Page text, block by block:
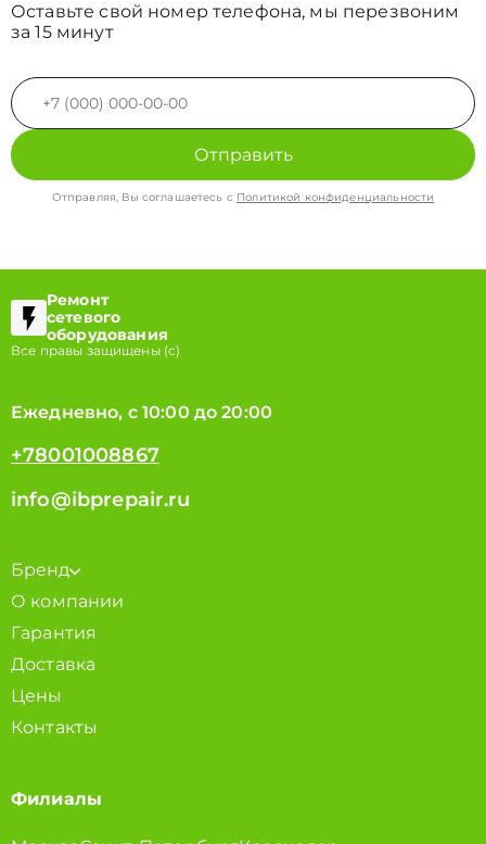
Оставьте свой номер телефона, мы перезвоним
за 15 минут
Отправить
Отправляя, Вы соглашаетесь с Политикой конфиденциальности
Ремонт
сетевого
оборудования
Все правы защищены (с)
Ежедневно, с 10:00 до 20:00
+78001008867
info@ibprepair.ru
Бренд
О компании
Гарантия
Доставка
Цены
Контакты
Филиалы